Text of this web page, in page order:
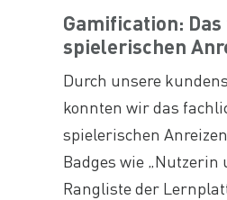
Gamification:
spielerischen
Durch unsere
konnten wir das
spielerischen
Badges wie
Rangliste der